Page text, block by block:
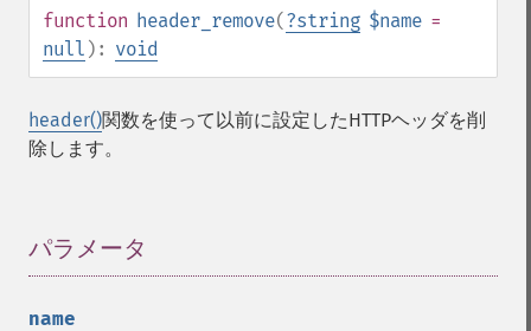
function header_remove(?string $name =
null ): void
header()関数を使って以前に設定したHTTPヘッダを削
除します。
パラメータ
name